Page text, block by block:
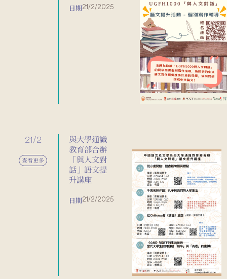
日期21/2/2025
21/2
查看更多
與大學通識
教育部合辦
「與人文對
話」語文提
升講座
日期21/2/2025